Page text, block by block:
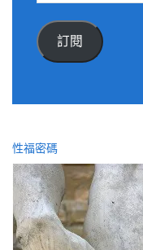
件
位
訂閱
性福密碼